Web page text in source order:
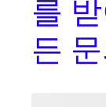
를
든